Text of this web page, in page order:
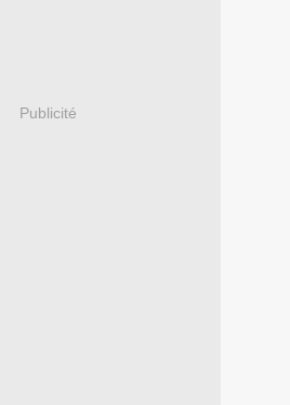
Publicité